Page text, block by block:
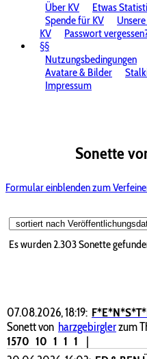
Über KV
Etwas
Spende für KV
KV
Passwort
§§
Nutzungsbedingungen
Avatare & Bilder
Impressum
Sonette
Formular einblenden zum
Es wurden 2.303 Sonette
07.08.2026, 18:19:
Sonett von harzgebirglerzum
1570 10 1 1 1
|